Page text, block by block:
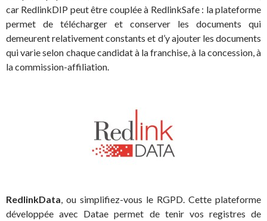
car RedlinkDIP peut être couplée à RedlinkSafe : la plateforme
permet de télécharger et conserver les documents qui
demeurent relativement constants et d’y ajouter les documents
qui varie selon chaque candidat à la franchise, à la concession, à
la commission-affiliation.
RedlinkData, ou simplifiez-vous le RGPD. Cette plateforme
développée avec Datae permet de tenir vos registres de